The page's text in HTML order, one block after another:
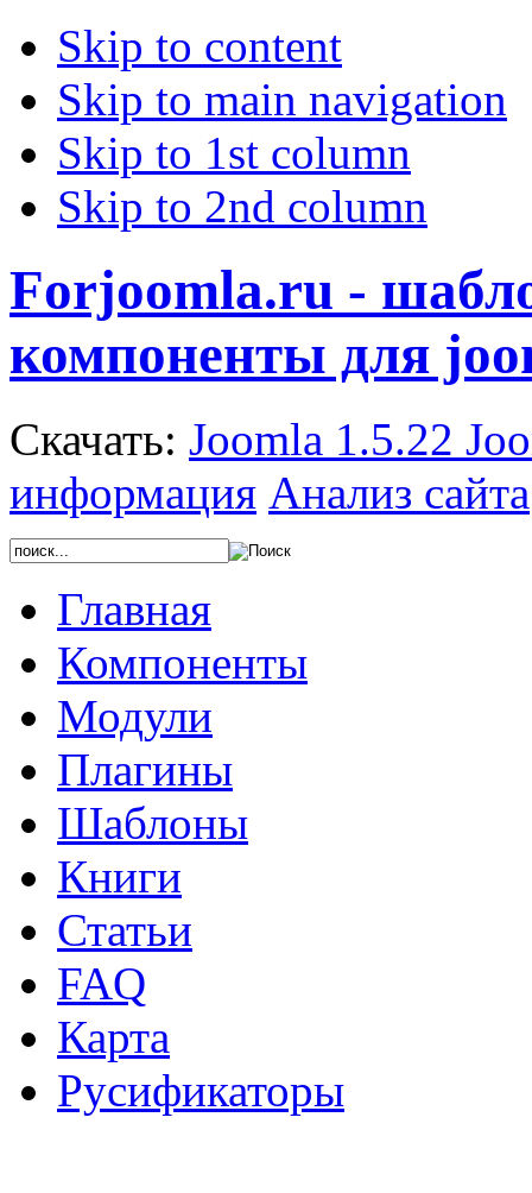
Skip to content
Skip to main navigation
Skip to 1st column
Skip to 2nd column
Forjoomla.ru -
компоненты для
Скачать: Joomla 1.5.22
информация Анализ сайта
Главная
Компоненты
Модули
Плагины
Шаблоны
Книги
Статьи
FAQ
Карта
Русификаторы